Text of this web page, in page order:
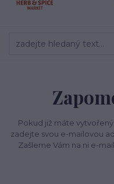
Pokud již máte
zadejte svou e-mailovou
Zašleme Vám na ni e-